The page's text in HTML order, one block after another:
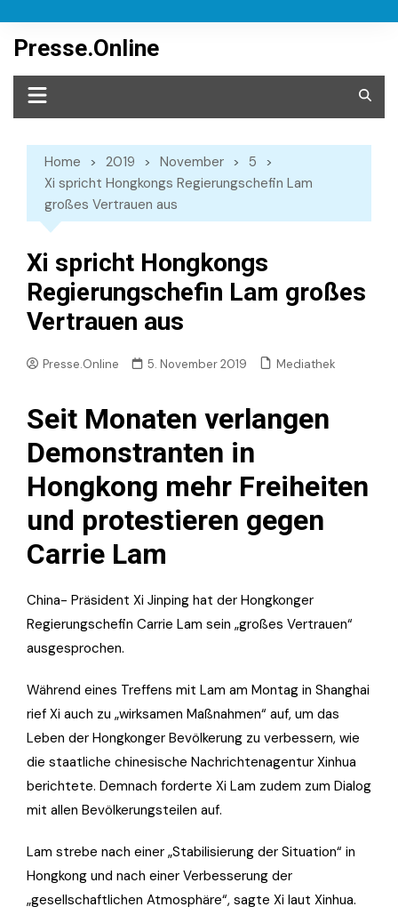
content
Presse.Online
Home 2019 November
5
Xi spricht Hongkongs Regierungschefin Lam
großes Vertrauen aus
Xi spricht Hongkongs
Regierungschefin Lam großes
Vertrauen aus
Presse.Online 5. November 2019 Mediathek
Seit Monaten verlangen
Demonstranten in
Hongkong mehr Freiheiten
und protestieren gegen
Carrie Lam
China- Präsident Xi Jinping hat der Hongkonger
Regierungschefin Carrie Lam sein „großes Vertrauen“
ausgesprochen.
Während eines Treffens mit Lam am Montag in Shanghai
rief Xi auch zu „wirksamen Maßnahmen“ auf, um das
Leben der Hongkonger Bevölkerung zu verbessern, wie
die staatliche chinesische Nachrichtenagentur Xinhua
berichtete. Demnach forderte Xi Lam zudem zum Dialog
mit allen Bevölkerungsteilen auf.
Lam strebe nach einer „Stabilisierung der Situation“ in
Hongkong und nach einer Verbesserung der
„gesellschaftlichen Atmosphäre“, sagte Xi laut Xinhua.